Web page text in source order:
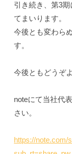
引き続き、第3
てまいります。
今後とも変わら
す。
今後ともどうぞ
noteにて当社代
さい。
https://note.com/